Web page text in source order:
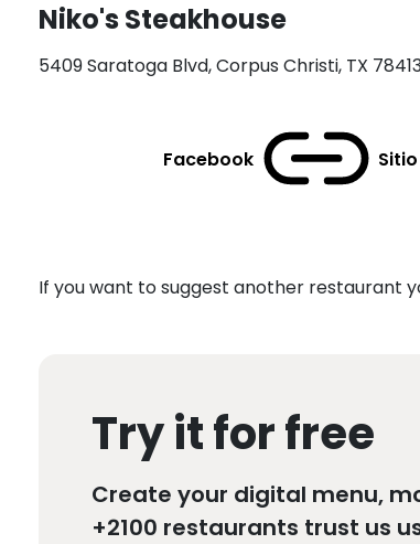
Niko's Steakhouse
5409 Saratoga Blvd, Corpus Christi, TX
Facebook
If you want to suggest another restaurant
Try it for free
Create your digital menu,
+2100 restaurants trust us